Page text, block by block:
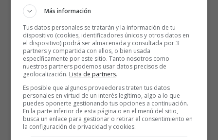
producirse durante la depilación
Beneficios de afeitarse el
vello de la zona íntima
durante el embarazo
Los microbios tienden a proliferar en el vello púbico
y, si se transmiten al bebé, éste corre el riesgo de contraer
una infección. Eliminar el vello púbico facilita que esto
Más información
Tus datos personales se tratarán y la información de tu
dispositivo (cookies, identificadores únicos y otros datos en
el dispositivo) podrá ser almacenada y consultada por 3
partners y compartida con ellos, o bien usada
específicamente por este sitio. Tanto nosotros como
nuestros partners podemos usar datos precisos de
geolocalización. Lista de partners.
Es posible que algunos proveedores traten tus datos
personales en virtud de un interés legítimo, algo a lo que
puedes oponerte gestionando tus opciones a continuación.
En la parte inferior de esta página o en el menú del sitio,
busca un enlace para gestionar o retirar el consentimiento en
la configuración de privacidad y cookies.